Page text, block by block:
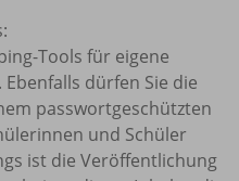
Tools für eigene
dürfen Sie die
passwortgeschützten
und Schüler
ist die Veröffentlichung